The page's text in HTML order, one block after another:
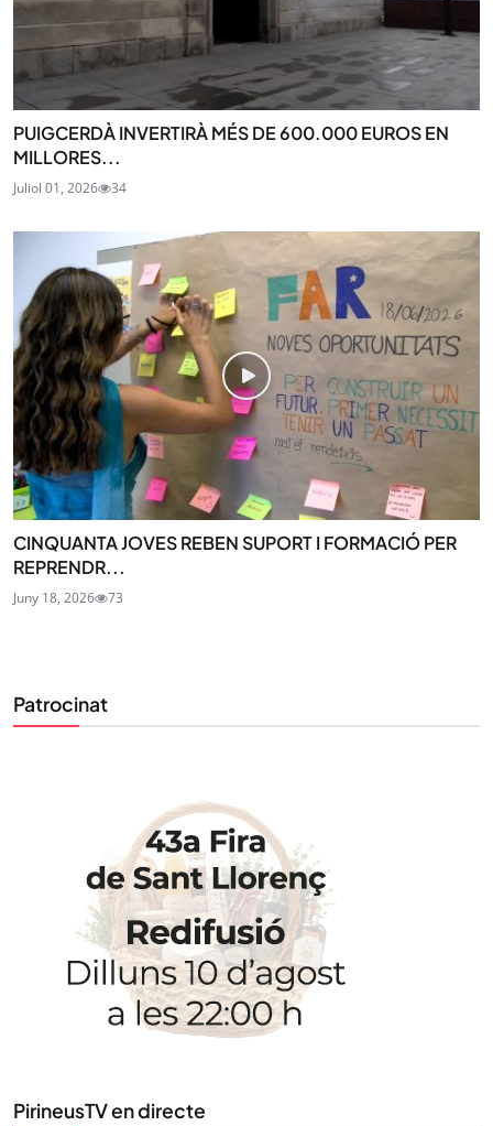
PUIGCERDÀ INVERTIRÀ MÉS DE 600.000 EUROS EN
MILLORES...
Juliol 01, 2026 34
CINQUANTA JOVES REBEN SUPORT I FORMACIÓ PER
REPRENDR...
Juny 18, 2026 73
Patrocinat
PirineusTV en directe
al teu correu. Subscriu-te al nostre butlletí i segueix
SUBSCRIU-TE